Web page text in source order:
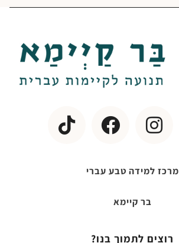
מרכז למידה טבע עברי
בר קיימא
רוצים לתמוך בנו?